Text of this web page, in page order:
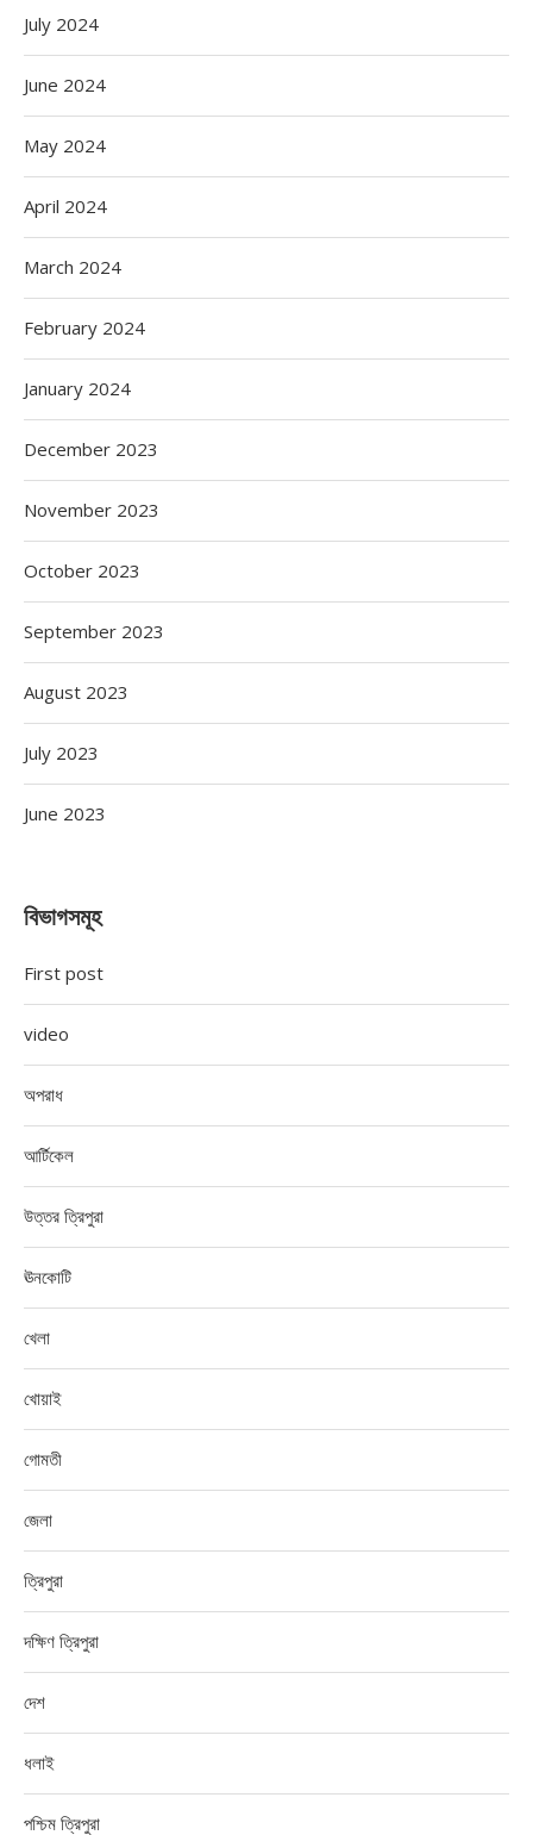
July 2024
June 2024
May 2024
April 2024
March 2024
February 2024
January 2024
December 2023
November 2023
October 2023
September 2023
August 2023
July 2023
June 2023
বিভাগসমূহ
First post
video
অপরাধ
আর্টিকেল
উত্তর ত্রিপুরা
ঊনকোটি
খেলা
খোয়াই
গোমতী
জেলা
ত্রিপুরা
দক্ষিণ ত্রিপুরা
দেশ
ধলাই
পশ্চিম ত্রিপুরা